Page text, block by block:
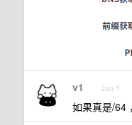
v1 Jun 1
如果真是/64